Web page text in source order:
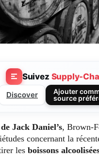
Suivez Supply-
Discover
Ajouter
source
Jack Daniel’s, Brown-
concernant la
les boissons